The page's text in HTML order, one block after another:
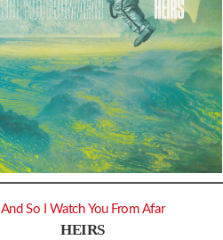
HEIRS
And So I Watch You From Afar